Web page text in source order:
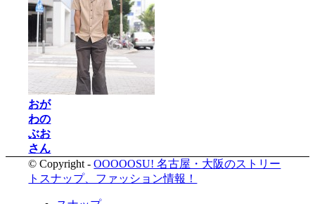
おが
わの
ぶお
さん
© Copyright -OOOOOSU! 名古屋・大阪のストリー
トスナップ、ファッション情報！